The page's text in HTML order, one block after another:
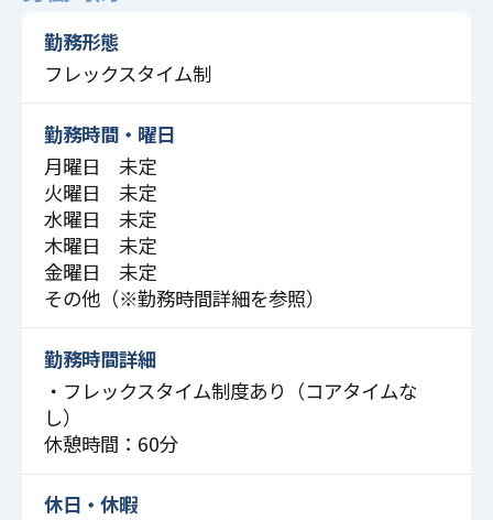
勤務形態
フレックスタイム制
勤務時間・曜日
月曜日 未定
火曜日 未定
水曜日 未定
木曜日 未定
金曜日 未定
その他（※勤務時間詳細を参照）
勤務時間詳細
・フレックスタイム制度あり（コアタイムな
し）
休憩時間：60分
休日・休暇